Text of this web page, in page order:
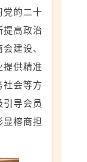
党的二十
高政治
建设、
供精准
会等方
导会员
榕商担